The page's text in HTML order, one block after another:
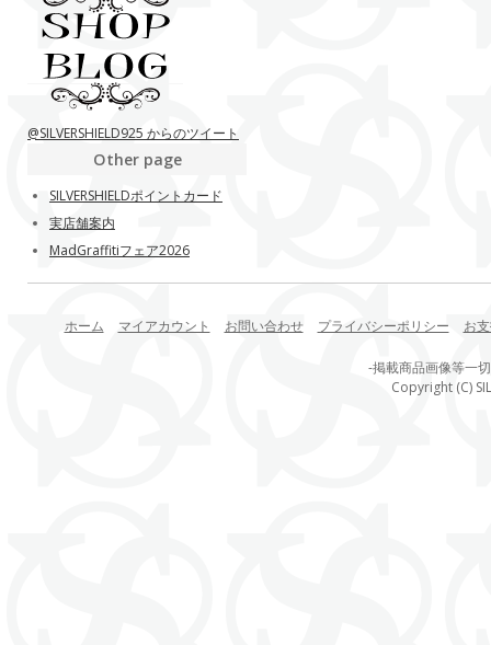
@SILVERSHIELD925 からのツイート
Other page
SILVERSHIELDポイントカード
実店舗案内
MadGraffitiフェア2026
ホーム マイアカウント お問い合わせ プライバシーポリシー お
-掲載商品画像等一
Copyright (C)